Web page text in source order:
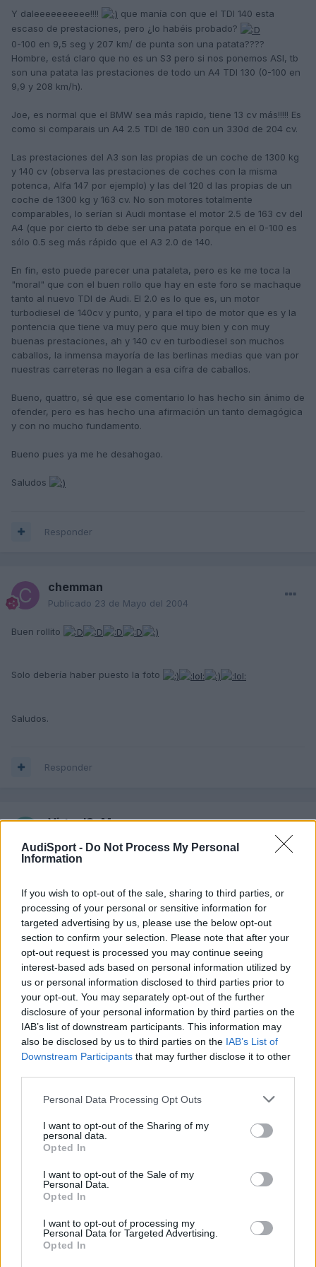
AudiSport - Do Not Process My Personal
Information
If you wish to opt-out of the sale, sharing to third parties, or
processing of your personal or sensitive information for
targeted advertising by us, please use the below opt-out
section to confirm your selection. Please note that after your
opt-out request is processed you may continue seeing
interest-based ads based on personal information utilized by
us or personal information disclosed to third parties prior to
your opt-out. You may separately opt-out of the further
disclosure of your personal information by third parties on the
IAB’s list of downstream participants. This information may
also be disclosed by us to third parties on the IAB’s List of
Downstream Participants that may further disclose it to other
Personal Data Processing Opt Outs
I want to opt-out of the Sharing of my
personal data.
Opted In
I want to opt-out of the Sale of my
Personal Data.
Opted In
I want to opt-out of processing my
Personal Data for Targeted Advertising.
Opted In
Y daleeeeeeeeee!!!!
que manía con que el TDI 140 esta
escaso de prestaciones, pero ¿lo habéis probado?
0-100 en 9,5 seg y 207 km/ de punta son una patata????
Hombre, está claro que no es un S3 pero si nos ponemos ASI, tb
son una patata las prestaciones de todo un A4 TDI 130 (0-100 en
9,9 y 208 km/h).
Joe, es normal que el BMW sea más rapido, tiene 13 cv más!!!!! Es
como si comparais un A4 2.5 TDI de 180 con un 330d de 204 cv.
Las prestaciones del A3 son las propias de un coche de 1300 kg
y 140 cv (observa las prestaciones de coches con la misma
potenca, Alfa 147 por ejemplo) y las del 120 d las propias de un
coche de 1300 kg y 163 cv. No son motores totalmente
comparables, lo serían si Audi montase el motor 2.5 de 163 cv del
A4 (que por cierto tb debe ser una patata porque en el 0-100 es
sólo 0.5 seg más rápido que el A3 2.0 de 140.
En fin, esto puede parecer una pataleta, pero es ke me toca la
"moral" que con el buen rollo que hay en este foro se machaque
tanto al nuevo TDI de Audi. El 2.0 es lo que es, un motor
turbodiesel de 140cv y punto, y para el tipo de motor que es y la
pontencia que tiene va muy pero que muy bien y con muy
buenas prestaciones, ah y 140 cv en turbodiesel son muchos
caballos, la inmensa mayoría de las berlinas medias que van por
nuestras carreteras no llegan a esa cifra de caballos.
Bueno, quattro, sé que ese comentario lo has hecho sin ánimo de
ofender, pero es has hecho una afirmación un tanto demagógica
y con no mucho fundamento.
Bueno pues ya me he desahogao.
Saludos
Responder
chemman
Publicado 23 de Mayo del 2004
Buen rollito
Solo debería haber puesto la foto
Saludos.
Responder
VirtualSaM
otras marcas. Aunq seguramente esos 13 cv de mas suenan a
justificacion de mayor precio de cara a compararlos con el A3
2.0. Porq fijo q sale mas caro, no?
Responder
Juaner
Publicado23 de Mayo del 2004
le están haciendo a la marca
Responder
juanluisvg
Publicado23 de Mayo del 2004